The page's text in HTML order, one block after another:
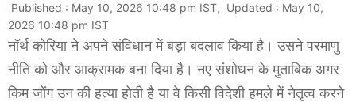
Published : May 10, 2026 10:48 pm IST, Updated : May 10,
2026 10:48 pm IST
नॉर्थ कोरिया ने अपने संविधान में बड़ा बदलाव किया है। उसने परमाणु
नीति को और आक्रामक बना दिया है। नए संशोधन के मुताबिक अगर
किम जोंग उन की हत्या होती है या वे किसी विदेशी हमले में नेतृत्व करने